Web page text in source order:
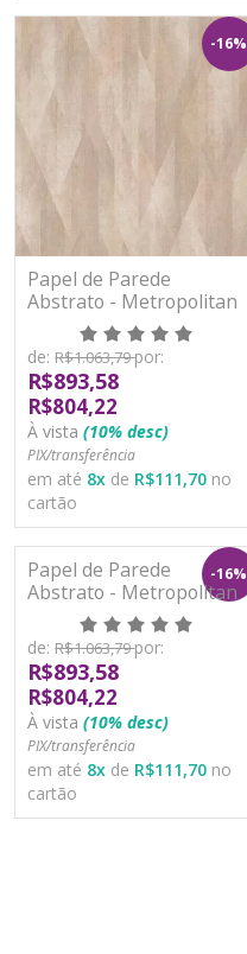
-16%
Papel de Parede
Abstrato - Metropolitan
Stories 3 - AS391043 -
Vinílico
de: R$1.063,79por:
R$893,58
R$804,22
À vista (10% desc)
PIX/transferência
em até 8x de R$111,70 no
cartão
-16%
Papel de Parede
Abstrato - Metropolitan
Stories 3 - AS391045 -
Vinílico
de: R$1.063,79por:
R$893,58
R$804,22
À vista (10% desc)
PIX/transferência
em até 8x de R$111,70 no
cartão